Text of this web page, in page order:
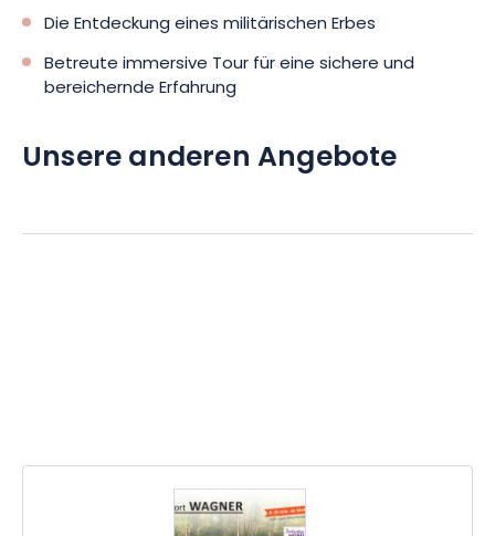
Die Entdeckung eines militärischen Erbes
Betreute immersive Tour für eine sichere und
bereichernde Erfahrung
Unsere anderen Angebote